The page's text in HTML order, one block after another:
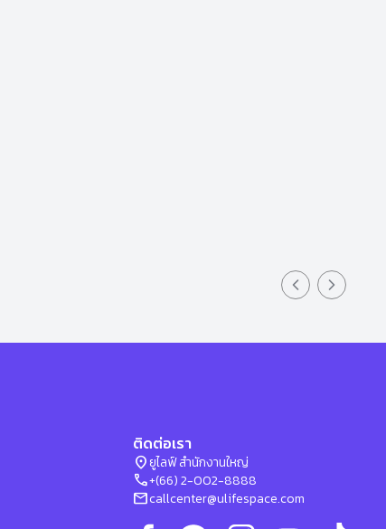
Previous slide
Next
ติดต่อเรา
location_onยูไลฟ์ สำนักงานใหญ่
phone+(66) 2-002-8888
mailcallcenter@ulifespace.com